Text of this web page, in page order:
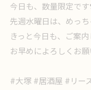
今日も、数量限定で
先週水曜日は、めっ
きっと今日も、ご案
お早めによろしくお
#大塚 #居酒屋 #リー